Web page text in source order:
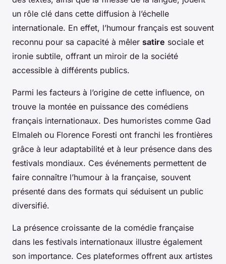
un rôle clé dans cette diffusion à l’échelle
internationale. En effet, l’humour français est souvent
reconnu pour sa capacité à mêler satire sociale et
ironie subtile, offrant un miroir de la société
accessible à différents publics.
Parmi les facteurs à l’origine de cette influence, on
trouve la montée en puissance des comédiens
français internationaux. Des humoristes comme Gad
Elmaleh ou Florence Foresti ont franchi les frontières
grâce à leur adaptabilité et à leur présence dans des
festivals mondiaux. Ces événements permettent de
faire connaître l’humour à la française, souvent
présenté dans des formats qui séduisent un public
diversifié.
La présence croissante de la comédie française
dans les festivals internationaux illustre également
son importance. Ces plateformes offrent aux artistes